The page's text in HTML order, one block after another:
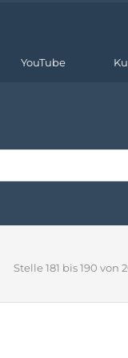
YouTube
Stelle 181 bis 190 von